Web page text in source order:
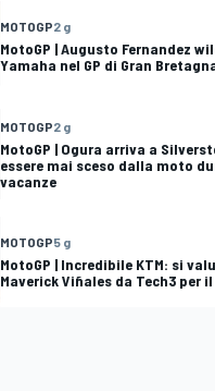
MOTOGP2 g
MotoGP | Augusto Fernandez
Yamaha nel GP di Gran
MOTOGP2 g
MotoGP | Ogura arriva a
essere mai sceso dalla moto
vacanze
MOTOGP5 g
MotoGP | Incredibile KTM: si
Maverick Viñales da Tech3 per